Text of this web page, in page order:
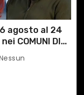
agosto al 24
COMUNI DI